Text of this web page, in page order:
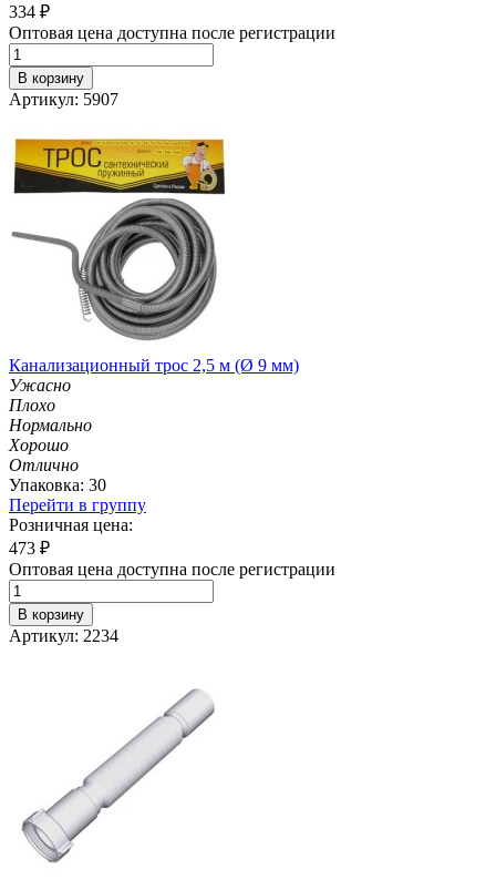
334 ₽
Оптовая цена доступна после регистрации
В корзину
Артикул: 5907
Канализационный трос 2,5 м (Ø 9 мм)
Ужасно
Плохо
Нормально
Хорошо
Отлично
Упаковка: 30
Перейти в группу
Розничная цена:
473 ₽
Оптовая цена доступна после регистрации
В корзину
Артикул: 2234